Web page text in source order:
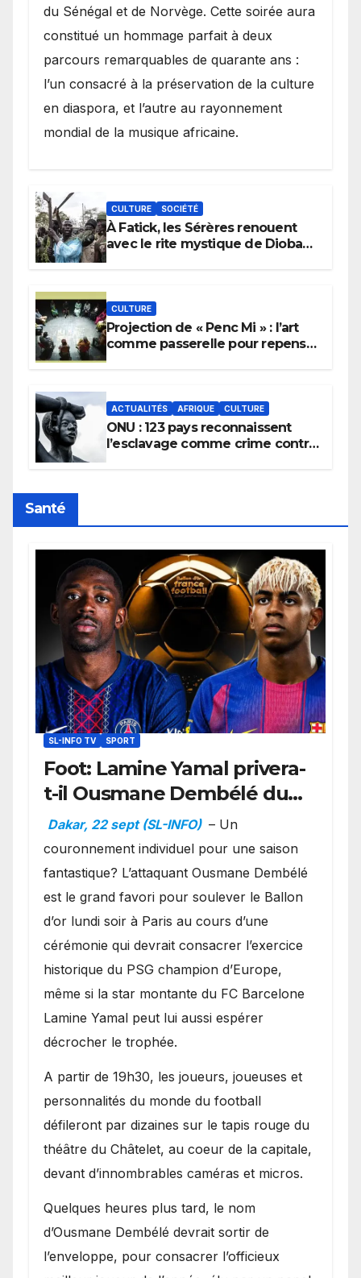
du Sénégal et de Norvège. Cette soirée aura
constitué un hommage parfait à deux
parcours remarquables de quarante ans :
l’un consacré à la préservation de la culture
en diaspora, et l’autre au rayonnement
mondial de la musique africaine.
CULTURE SOCIÉTÉ
À Fatick, les Sérères renouent
avec le rite mystique de Diobaye
CULTURE
Projection de « Penc Mi » : l’art
comme passerelle pour repenser
ACTUALITÉS AFRIQUE CULTURE
ONU : 123 pays reconnaissent
l’esclavage comme crime contre
Santé
SL-INFO TV SPORT
Foot: Lamine Yamal privera-
t-il Ousmane Dembélé du
Ballon d’or ?
Dakar, 22 sept (SL-INFO) – Un
couronnement individuel pour une saison
fantastique? L’attaquant Ousmane Dembélé
est le grand favori pour soulever le Ballon
d’or lundi soir à Paris au cours d’une
cérémonie qui devrait consacrer l’exercice
historique du PSG champion d’Europe,
même si la star montante du FC Barcelone
Lamine Yamal peut lui aussi espérer
décrocher le trophée.
A partir de 19h30, les joueurs, joueuses et
personnalités du monde du football
défileront par dizaines sur le tapis rouge du
théâtre du Châtelet, au coeur de la capitale,
devant d’innombrables caméras et micros.
Quelques heures plus tard, le nom
d’Ousmane Dembélé devrait sortir de
l’enveloppe, pour consacrer l’officieux